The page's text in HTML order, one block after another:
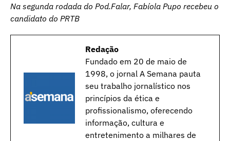
Na segunda rodada do Pod.Falar, Fabíola Pupo recebeu o
candidato do PRTB
Redação
Fundado em 20 de maio de
1998, o jornal A Semana pauta
seu trabalho jornalístico nos
princípios da ética e
profissionalismo, oferecendo
informação, cultura e
entretenimento a milhares de